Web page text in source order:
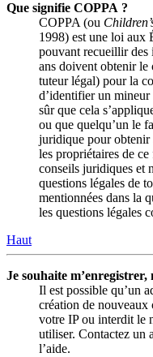
Que signifie COPPA ?
COPPA (ou
1998) est une loi aux
pouvant recueillir des
ans doivent obtenir le
tuteur légal) pour la
d’identifier un mineur
sûr que cela
ou que quelqu’un le
juridique pour
les propriétaires de
conseils juridiques et
questions légales de
mentionnées dans la
les questions légales
Haut
Je souhaite m’enregistrer,
Il est possible qu’un
création de nouveaux
votre IP ou interdit le
utiliser. Contactez un
l’aide.